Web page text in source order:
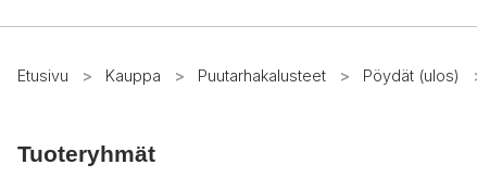
Etusivu > Kauppa > Puutarhakalusteet > Pöydät (ulos)
Tuoteryhmät